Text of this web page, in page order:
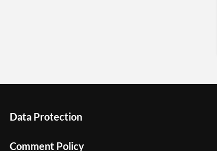
Data Protection
Comment Policy